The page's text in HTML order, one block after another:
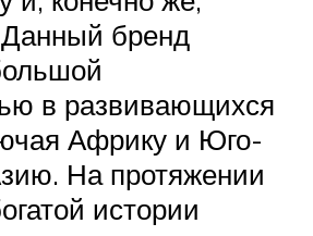
бренд
в развивающихся
Африку и Юго-
На протяжении
истории